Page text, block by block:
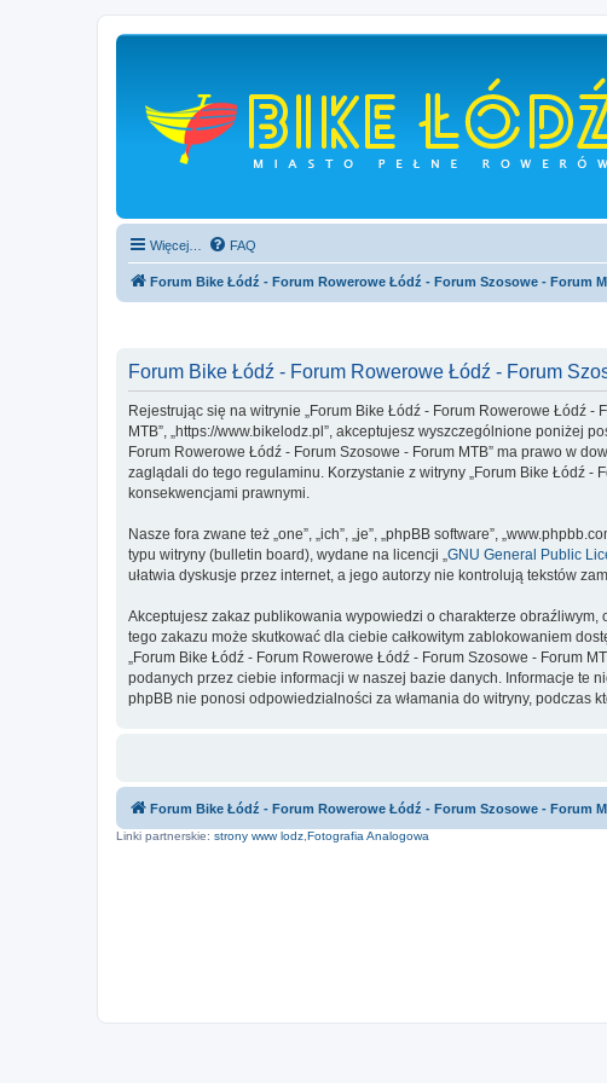
Więcej… FAQ
Forum Bike Łódź - Forum Rowerowe Łódź - Forum Szosowe - Forum
Forum Bike Łódź - Forum Rowerowe Łódź - Forum
Rejestrując się na witrynie „Forum Bike Łódź - Forum Rowerowe Łódź -
MTB”, „https://www.bikelodz.pl”, akceptujesz wyszczególnione poniżej
Forum Rowerowe Łódź - Forum Szosowe - Forum MTB” ma prawo w
zaglądali do tego regulaminu. Korzystanie z witryny „Forum Bike Łódź -
konsekwencjami prawnymi.
Nasze fora zwane też „one”, „ich”, „je”, „phpBB software”,
typu witryny (bulletin board), wydane na licencji „GNU General Public
ułatwia dyskusje przez internet, a jego autorzy nie kontrolują tekstów
Akceptujesz zakaz publikowania wypowiedzi o charakterze
tego zakazu może skutkować dla ciebie całkowitym zablokowaniem
„Forum Bike Łódź - Forum Rowerowe Łódź - Forum Szosowe - Forum
podanych przez ciebie informacji w naszej bazie danych. Informacje te
phpBB nie ponosi odpowiedzialności za włamania do witryny, podczas
Forum Bike Łódź - Forum Rowerowe Łódź - Forum Szosowe - Forum
Linki partnerskie: strony www lodz Fotografia Analogowa